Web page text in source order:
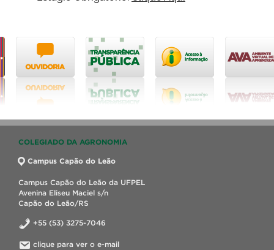
COLEGIADO DA AGRONOMIA
Campus Capão do Leão
Campus Capão do Leão da UFPEL
Avenina Eliseu Maciel s/n
Capão do Leão/RS
+55 (53) 3275-7046
clique para ver o e-mail